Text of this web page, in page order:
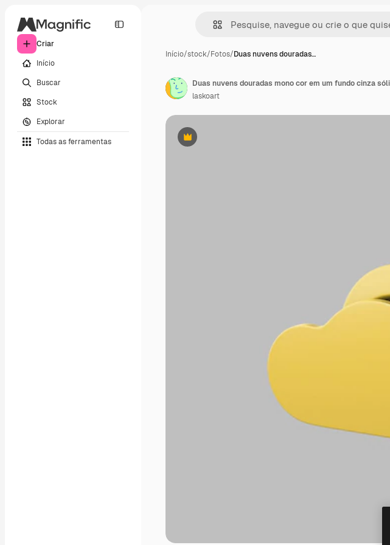
Criar
Início
Buscar
Stock
Explorar
Todas as ferramentas
Início/stock/Fotos/Duas nuvens douradas…
Premium
laskoart